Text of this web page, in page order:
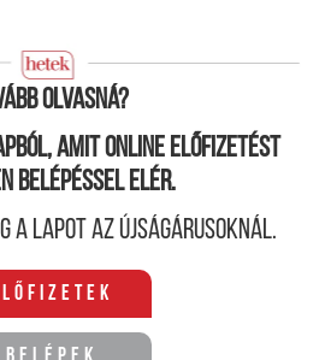
olvasná?
amit online előfizetést
belépéssel elér.
a lapot az újságárusoknál.